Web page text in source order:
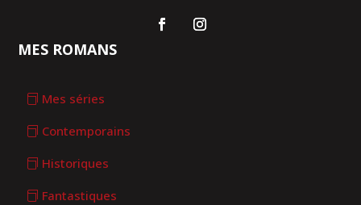
MES ROMANS
Mes séries
Contemporains
Historiques
Fantastiques